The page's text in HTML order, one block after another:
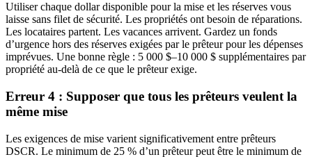
Utiliser chaque dollar disponible pour la mise et les réserves vous
laisse sans filet de sécurité. Les propriétés ont besoin de réparations.
Les locataires partent. Les vacances arrivent. Gardez un fonds
d’urgence hors des réserves exigées par le prêteur pour les dépenses
imprévues. Une bonne règle : 5 000 $–10 000 $ supplémentaires par
propriété au-delà de ce que le prêteur exige.
Erreur 4 : Supposer que tous les prêteurs veulent la
même mise
Les exigences de mise varient significativement entre prêteurs
DSCR. Le minimum de 25 % d’un prêteur peut être le minimum de